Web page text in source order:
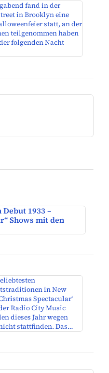
fand in der
in Brooklyn eine
statt, an der
teilgenommen haben
folgenden Nacht
1933 –
Shows mit den
in New
Spectacular‘
Radio City Music
dieses Jahr wegen
nicht stattfinden. Das…